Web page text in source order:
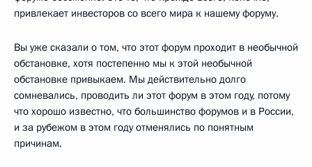
привлекает инвесторов со всего мира к нашему форуму.
Вы уже сказали о том, что этот форум проходит в необычной
обстановке, хотя постепенно мы к этой необычной
обстановке привыкаем. Мы действительно долго
сомневались, проводить ли этот форум в этом году, потому
что хорошо известно, что большинство форумов и в России,
и за рубежом в этом году отменялись по понятным
причинам.